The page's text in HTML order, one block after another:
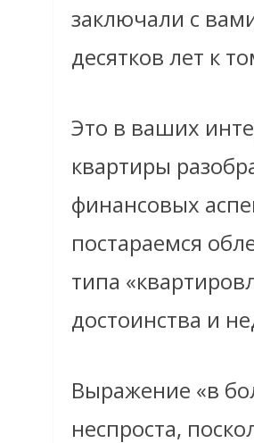
заключали с
десятков лет к
Это в ваших
квартиры
финансовых
постараемся
типа
достоинства и
Выражение «в
неспроста,